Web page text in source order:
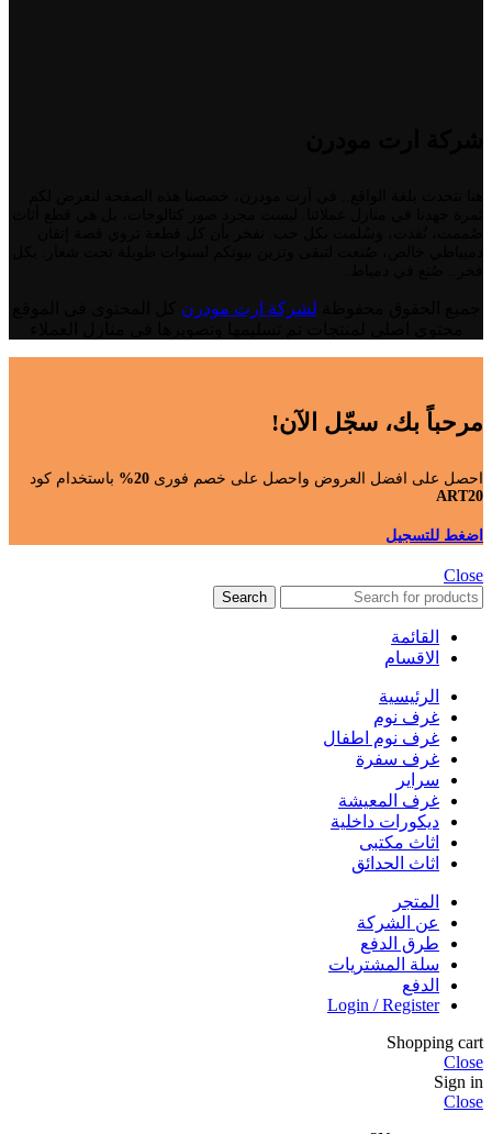
لشركة ارت مودرن
مرحباً بك، سجّل الآن!
احصل على افضل العروض واحصل على خصم فورى 20%
باستخدام كود
ART20
اضغط للتسجيل
Close
Search
القائمة
الاقسام
الرئيسية
غرف نوم
غرف نوم اطفال
غرف سفرة
سراير
غرف المعيشة
ديكورات داخلية
اثاث مكتبى
اثاث الحدائق
المتجر
عن الشركة
طرق الدفع
سلة المشتريات
الدفع
Login / Register
Shopping cart
Close
Sign in
Close